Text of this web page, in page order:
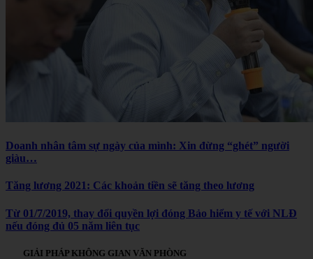
Doanh nhân tâm sự ngày của mình: Xin đừng “ghét” người
giàu…
Tăng lương 2021: Các khoản tiền sẽ tăng theo lương
Từ 01/7/2019, thay đổi quyền lợi đóng Bảo hiểm y tế với NLĐ
nếu đóng đủ 05 năm liên tục
GIẢI PHÁP KHÔNG GIAN VĂN PHÒNG